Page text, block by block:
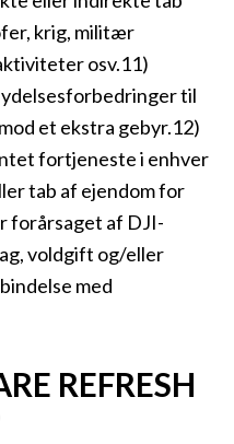
krig, militær
osv.11)
til
et ekstra gebyr.12)
fortjeneste i enhver
tab af ejendom for
forårsaget af DJI-
voldgift og/eller
med
REFRESH